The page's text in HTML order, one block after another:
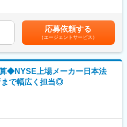
関との取引基盤も安定。富士吉田工場で
、安全な天然水を届ける品質管理が強みで
魅力は、生活に身近な商品を支える人事
きる点です。
る業務
ニックを中心に、オンコール呼び出しを
問で、点検・メンテナンス・不具合対応
断システム・エックスレイフィルム自動
トがメインとなります。医療機関特有の
発部門へのフィードバック等、安心して
応募依頼する
（エージェントサービス）
算◆NYSE上場メーカー日本法
まで幅広く担当◎